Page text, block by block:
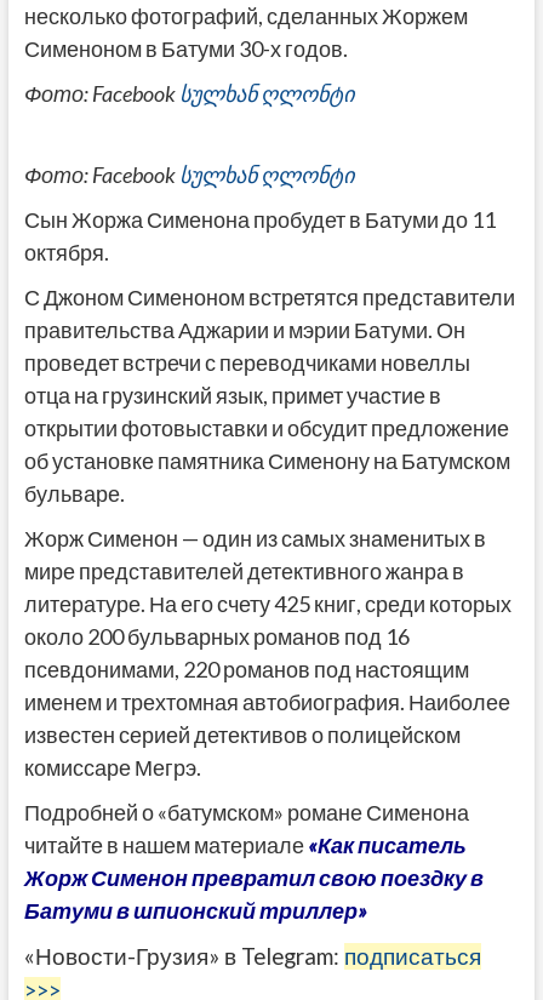
несколько фотографий, сделанных Жоржем
Сименоном в Батуми 30-х годов.
Фото: Facebook სულხან ღლონტი
Фото: Facebook სულხან ღლონტი
Сын Жоржа Сименона пробудет в Батуми до 11
октября.
С Джоном Сименоном встретятся представители
правительства Аджарии и мэрии Батуми. Он
проведет встречи с переводчиками новеллы
отца на грузинский язык, примет участие в
открытии фотовыставки и обсудит предложение
об установке памятника Сименону на Батумском
бульваре.
Жорж Сименон — один из самых знаменитых в
мире представителей детективного жанра в
литературе. На его счету 425 книг, среди которых
около 200 бульварных романов под 16
псевдонимами, 220 романов под настоящим
именем и трехтомная автобиография. Наиболее
известен серией детективов о полицейском
комиссаре Мегрэ.
Подробней о «батумском» романе Сименона
читайте в нашем материале«Как писатель
Жорж Сименон превратил свою поездку в
Батуми в шпионский триллер»
«Новости-Грузия» в Telegram: подписаться
>>>